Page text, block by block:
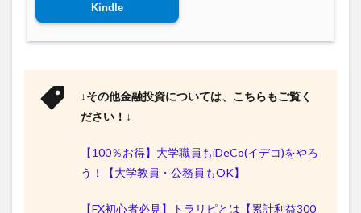
Kindle
↓その他金融投資については、こちらもご覧く
ださい！↓
【100％お得】大学職員もiDeCo(イデコ)をやろ
う！【大学教員・公務員もOK】
【FX初心者必見】トラリピとは【累計利益300